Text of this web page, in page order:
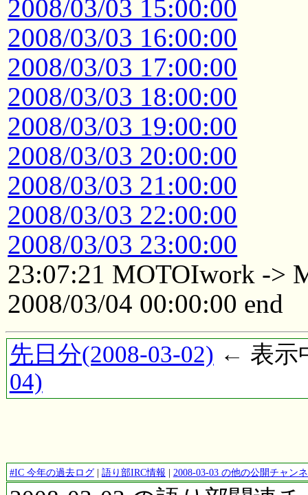
2008/03/03 15:00:00
2008/03/03 16:00:00
2008/03/03 17:00:00
2008/03/03 18:00:00
2008/03/03 19:00:00
2008/03/03 20:00:00
2008/03/03 21:00:00
2008/03/03 22:00:00
2008/03/03 23:00:00
23:07:21 MOTOIwork ->
2008/03/04 00:00:00 end
先日分(2008-03-02) ← 表示
04)
#IC 今年の過去ログ| 語り部IRC情報 | 2008-03-03 の他の公開チャン